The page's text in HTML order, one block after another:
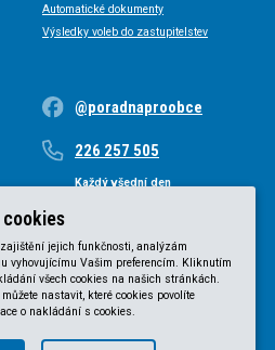
Automatické dokumenty
Výsledky voleb do zastupitelstev
@poradnaproobce
226 257 505
Každý všední den
cookies
jejich funkčnosti, analýzám
vyhovujícímu Vašim preferencím. Kliknutím
všech cookies na našich stránkách.
nastavit, které cookies povolíte
o nakládání s cookies.